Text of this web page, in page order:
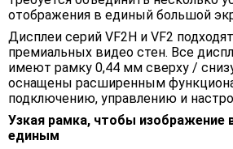
отображения в единый большой
Дисплеи серий VF2H и VF2
премиальных видео стен. Все
имеют рамку 0,44 мм сверху /
оснащены расширенным
подключению, управлению и
Узкая рамка, чтобы изображение
единым